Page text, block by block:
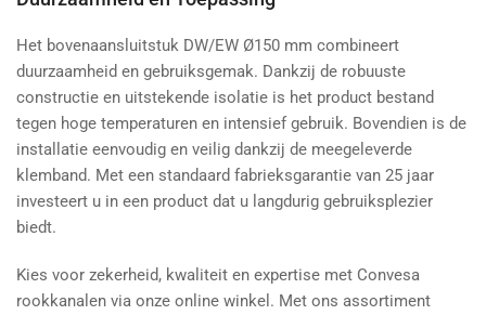
Het bovenaansluitstuk DW/EW Ø150 mm combineert
duurzaamheid en gebruiksgemak. Dankzij de robuuste
constructie en uitstekende isolatie is het product bestand
tegen hoge temperaturen en intensief gebruik. Bovendien is de
installatie eenvoudig en veilig dankzij de meegeleverde
klemband. Met een standaard fabrieksgarantie van 25 jaar
investeert u in een product dat u langdurig gebruiksplezier
biedt.
Kies voor zekerheid, kwaliteit en expertise met Convesa
rookkanalen via onze online winkel. Met ons assortiment